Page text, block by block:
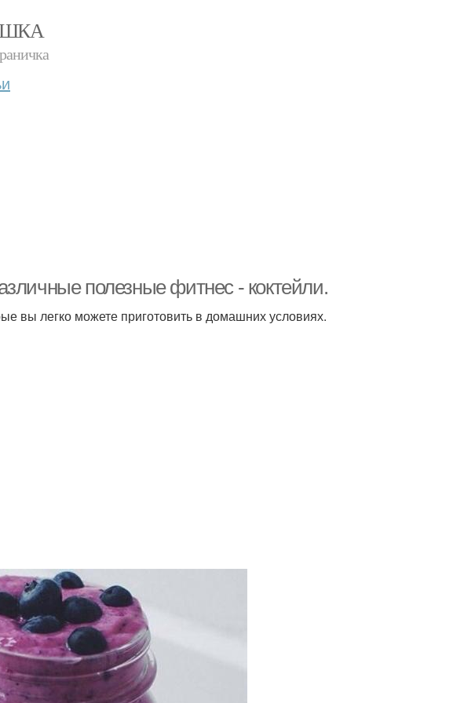
полезные фитнес - коктейли.
вы легко можете приготовить в домашних условиях.